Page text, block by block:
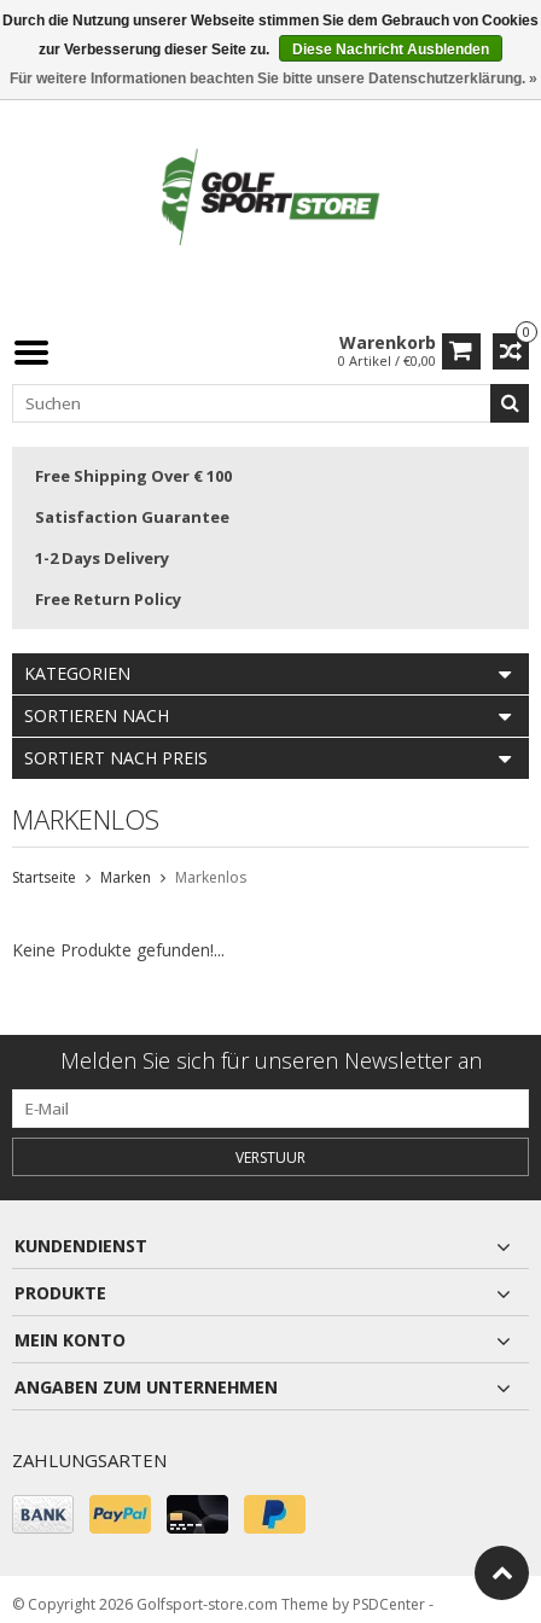
0
Warenkorb
0 Artikel / €0,00
Free Shipping Over € 100
Satisfaction Guarantee
1-2 Days Delivery
Free Return Policy
KATEGORIEN
SORTIEREN NACH
SORTIERT NACH PREIS
MARKENLOS
Startseite Marken Markenlos
Keine Produkte gefunden!...
Melden Sie sich für unseren Newsletter an
VERSTUUR
KUNDENDIENST
PRODUKTE
MEIN KONTO
ANGABEN ZUM UNTERNEHMEN
ZAHLUNGSARTEN
© Copyright 2026 Golfsport-store.com Theme by PSDCenter-
Durch die Nutzung unserer Webseite stimmen Sie dem Gebrauch von Cookies
zur Verbesserung dieser Seite zu.
Diese Nachricht Ausblenden
Für weitere Informationen beachten Sie bitte unsere Datenschutzerklärung. »